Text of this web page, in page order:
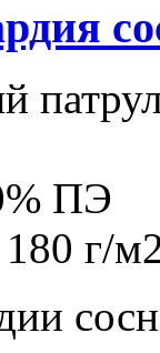
ПЭ
180 г/